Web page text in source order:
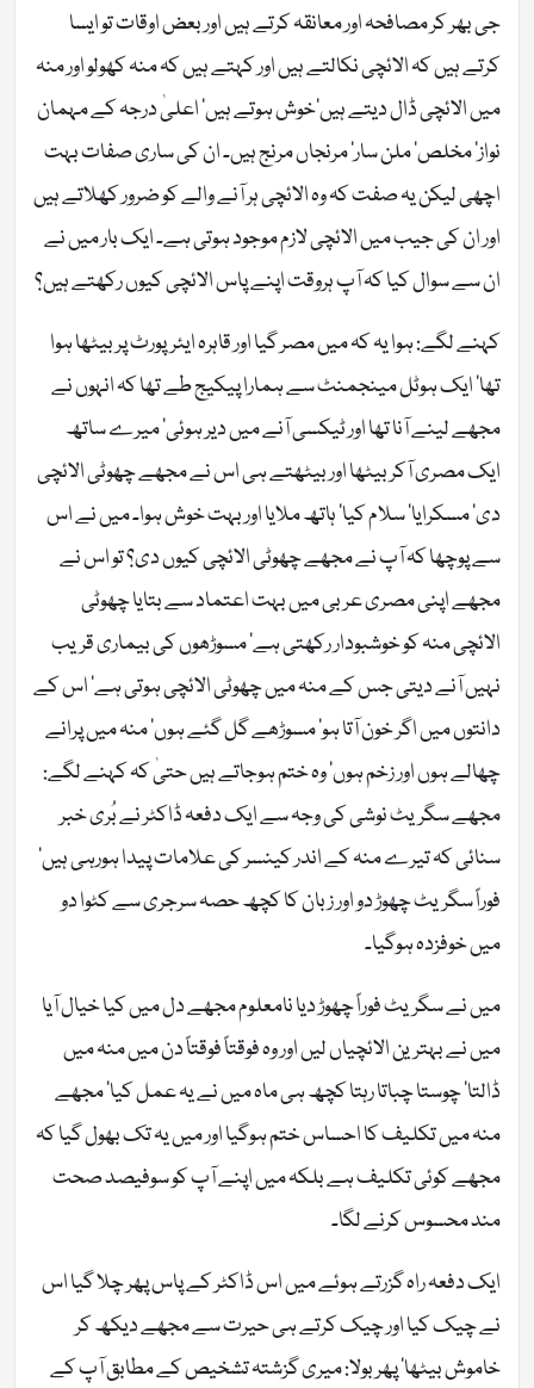
جی بھر کر مصافحہ اور معانقہ کرتے ہیں اور بعض اوقات تو ایسا
کرتے ہیں کہ الائچی نکالتے ہیں اور کہتے ہیں کہ منہ کھولو اور منہ
میں الائچی ڈال دیتے ہیں‘خوش ہوتے ہیں‘ اعلیٰ درجہ کے مہمان
نواز‘ مخلص‘ ملن سار‘ مرنجاں مرنج ہیں۔ ان کی ساری صفات بہت
اچھی لیکن یہ صفت کہ وہ الائچی ہر آنے والے کو ضرور کھلاتے ہیں
اور ان کی جیب میں الائچی لازم موجود ہوتی ہے۔ ایک بار میں نے
ان سے سوال کیا کہ آپ ہروقت اپنے پاس الائچی کیوں رکھتے ہیں؟
کہنے لگے: ہوا یہ کہ میں مصر گیا اور قاہرہ ایئرپورٹ پر بیٹھا ہوا
تھا‘ ایک ہوٹل مینجمنٹ سے ہمارا پیکیج طے تھا کہ انہوں نے
مجھے لینے آنا تھا اور ٹیکسی آنے میں دیر ہوئی‘ میرے ساتھ
ایک مصری آکر بیٹھا اور بیٹھتے ہی اس نے مجھے چھوٹی الائچی
دی‘ مسکرایا‘ سلام کیا‘ ہاتھ ملایا اور بہت خوش ہوا۔ میں نے اس
سے پوچھا کہ آپ نے مجھے چھوٹی الائچی کیوں دی؟ تو اس نے
مجھے اپنی مصری عربی میں بہت اعتماد سے بتایا چھوٹی
الائچی منہ کو خوشبودار رکھتی ہے‘ مسوڑھوں کی بیماری قریب
نہیں آنے دیتی جس کے منہ میں چھوٹی الائچی ہوتی ہے‘ اس کے
دانتوں میں اگر خون آتا ہو‘ مسوڑھے گل گئے ہوں‘ منہ میں پرانے
چھالے ہوں اور زخم ہوں‘ وہ ختم ہوجاتے ہیں حتیٰ کہ کہنے لگے:
مجھے سگریٹ نوشی کی وجہ سے ایک دفعہ ڈاکٹر نے بُری خبر
سنائی کہ تیرے منہ کے اندر کینسر کی علامات پیدا ہورہی ہیں‘
فوراً سگریٹ چھوڑ دو اور زبان کا کچھ حصہ سرجری سے کٹوا دو
میں خوفزدہ ہوگیا۔
میں نے سگریٹ فوراً چھوڑ دیا نامعلوم مجھے دل میں کیا خیال آیا
میں نے بہترین الائچیاں لیں اور وہ فوقتاً فوقتاً دن میں منہ میں
ڈالتا‘ چوستا چباتا رہتا کچھ ہی ماہ میں نے یہ عمل کیا‘ مجھے
منہ میں تکلیف کا احساس ختم ہوگیا اور میں یہ تک بھول گیا کہ
مجھے کوئی تکلیف ہے بلکہ میں اپنے آپ کو سوفیصد صحت
مند محسوس کرنے لگا۔
ایک دفعہ راہ گزرتے ہوئے میں اس ڈاکٹر کے پاس پھر چلا گیا اس
نے چیک کیا اور چیک کرتے ہی حیرت سے مجھے دیکھ کر
خاموش بیٹھا‘ پھر بولا: میری گزشتہ تشخیص کے مطابق آپ کے